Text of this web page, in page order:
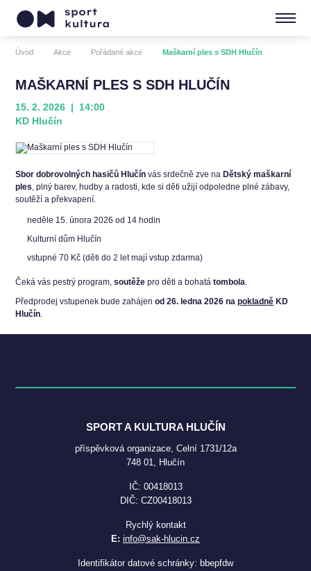
Úvod Akce Pořádané akce Maškarní ples s SDH Hlučín
MAŠKARNÍ PLES S SDH HLUČÍN
15. 2. 2026 | 14:00
KD Hlučín
Sbor dobrovolných hasičů Hlučínvás srdečně zve na Dětský maškarní
ples, plný barev, hudby a radosti, kde si děti užijí odpoledne plné zábavy,
soutěží a překvapení.
neděle 15. února 2026 od 14 hodin
Kulturní dům Hlučín
vstupné 70 Kč (děti do 2 let mají vstup zdarma)
Čeká vás pestrý program,soutěže pro děti a bohatátombola.
Předprodej vstupenek bude zahájenod 26. ledna 2026 napokladně KD
Hlučín.
SPORT A KULTURA HLUČÍN
příspěvková organizace, Celní 1731/12a
748 01, Hlučín
IČ: 00418013
DIČ: CZ00418013
Rychlý kontakt
E: info@sak-hlucin.cz
Identifikátor datové schránky: bbepfdw